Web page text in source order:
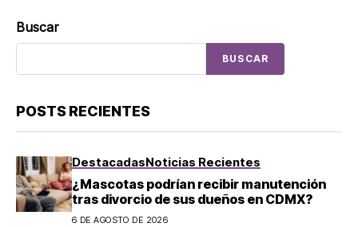
Buscar
BUSCAR
POSTS RECIENTES
DestacadasNoticias Recientes
¿Mascotas podrían recibir manutención
tras divorcio de sus dueños en CDMX?
6 DE AGOSTO DE 2026